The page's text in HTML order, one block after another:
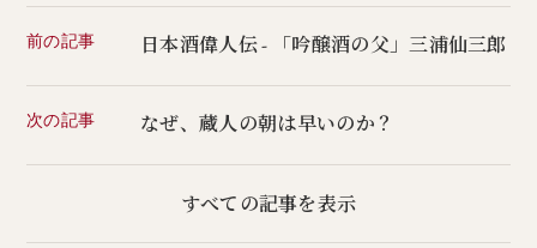
前の記事 日本酒偉人伝 - 「吟醸酒の父」三浦仙三郎
次の記事 なぜ、蔵人の朝は早いのか？
すべての記事を表示